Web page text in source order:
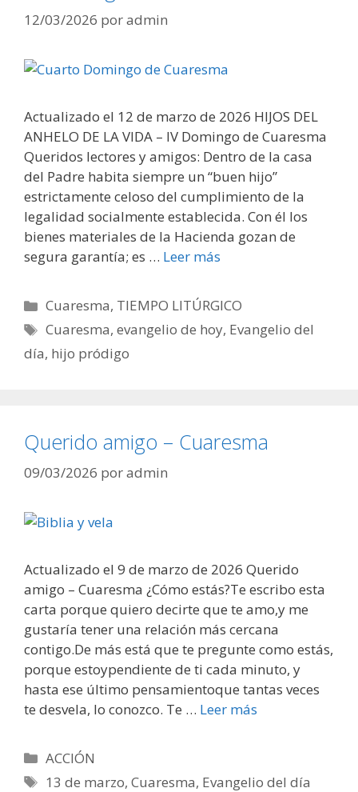
12/03/2026 poradmin
Actualizado el 12 de marzo de 2026 HIJOS DEL
ANHELO DE LA VIDA – IV Domingo de Cuaresma
Queridos lectores y amigos: Dentro de la casa
del Padre habita siempre un “buen hijo”
estrictamente celoso del cumplimiento de la
legalidad socialmente establecida. Con él los
bienes materiales de la Hacienda gozan de
segura garantía; es … Leer más
Categorías
Cuaresma, TIEMPO LITÚRGICO
Etiquetas
Cuaresma,evangelio de hoy, Evangelio del
día, hijo pródigo
Querido amigo – Cuaresma
09/03/2026 poradmin
Actualizado el 9 de marzo de 2026 Querido
amigo – Cuaresma ¿Cómo estás?Te escribo esta
carta porque quiero decirte que te amo,y me
gustaría tener una relación más cercana
contigo.De más está que te pregunte como estás,
porque estoypendiente de ti cada minuto, y
hasta ese último pensamientoque tantas veces
te desvela, lo conozco. Te … Leer más
Categorías
ACCIÓN
Etiquetas
13 de marzo,Cuaresma, Evangelio del día